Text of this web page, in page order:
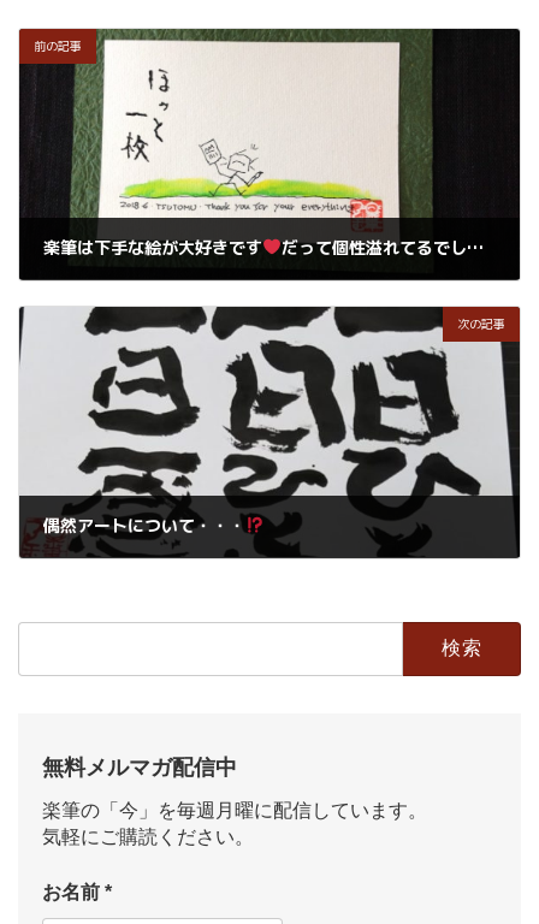
前の記事
楽筆は下手な絵が大好きです だって個性溢れてるでしょ・・・
次の記事
偶然アートについて・・・
検
無料メルマガ配信中
楽筆の「今」を毎週月曜に配信しています。
気軽にご購読ください。
お名前 *